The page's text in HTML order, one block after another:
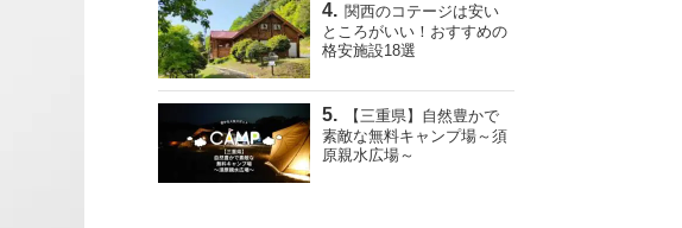
関西のコテージは安い
ところがいい！おすすめの
格安施設18選
【三重県】自然豊かで
素敵な無料キャンプ場～須
原親水広場～